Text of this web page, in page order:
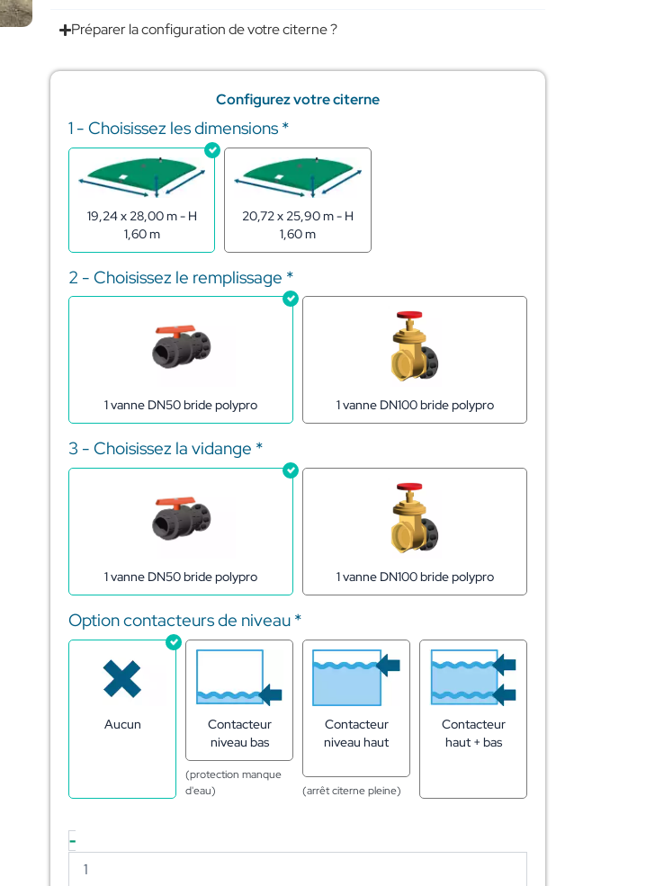
Préparer la configuration de votre citerne ?
Configurez votre citerne
1 - Choisissez les dimensions*
19,24 x 28,00 m - H
1,60 m
20,72 x 25,90 m - H
1,60 m
2 - Choisissez le remplissage *
1 vanne DN50 bride polypro 1 vanne DN100 bride polypro
3 - Choisissez la vidange *
1 vanne DN50 bride polypro 1 vanne DN100 bride polypro
Option contacteurs de niveau*
Aucun
Contacteur
niveau bas
(protection manque
d'eau)
Contacteur
niveau haut
(arrêt citerne pleine)
Contacteur
haut + bas
-
quantité
de
Citerne
souple
stockage
l'eau
750m3